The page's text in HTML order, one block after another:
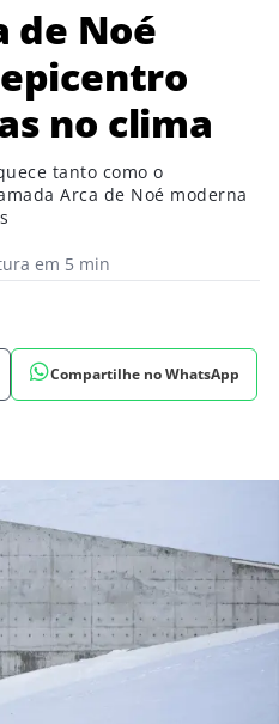
de Noé
no clima
tanto como o
Arca de Noé moderna
em 5 min
Compartilhe no WhatsApp